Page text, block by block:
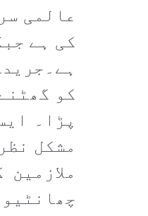
عالمی
کی ہے
کو
پڑا۔
مشکل